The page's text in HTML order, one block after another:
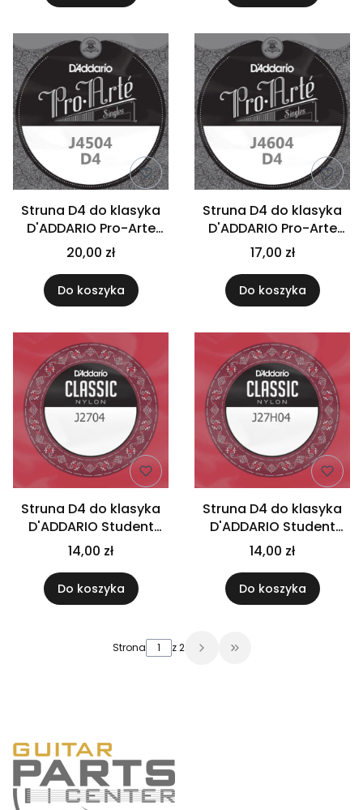
Struna D4 do klasyka
D'ADDARIO Pro-Arte
J4504
20,00 zł
Do koszyka
Struna D4 do klasyka
D'ADDARIO Pro-Arte
J4604
17,00 zł
Do koszyka
Struna D4 do klasyka
D'ADDARIO Student
J2704
14,00 zł
Do koszyka
Struna D4 do klasyka
D'ADDARIO Student
J27H04
14,00 zł
Do koszyka
Strona z 2 Przejdź do ostatniej